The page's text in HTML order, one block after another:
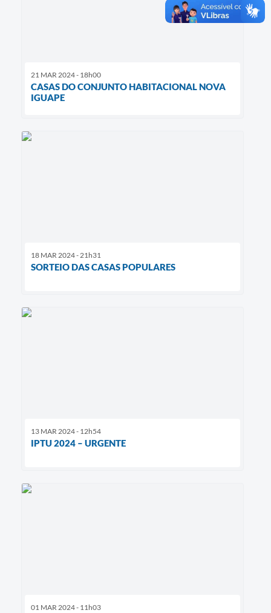
21 MAR 2024 - 18h00
CASAS DO CONJUNTO HABITACIONAL NOVA
IGUAPE
18 MAR 2024 - 21h31
SORTEIO DAS CASAS POPULARES
13 MAR 2024 - 12h54
IPTU 2024 – URGENTE
01 MAR 2024 - 11h03